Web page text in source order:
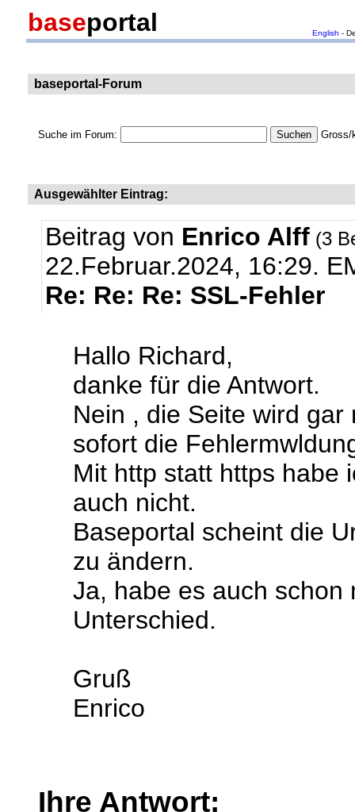
baseportal English -
baseportal-Forum
Suche im Forum: Gross/
Ausgewählter Eintrag:
Beitrag von Enrico Alff (3
22.Februar.2024, 16:29.
Re: Re: Re: SSL-Fehler
Hallo Richard,
danke für die Antwort.
Nein , die Seite wird
sofort die
Mit http statt https habe
auch nicht.
Baseportal scheint die
zu ändern.
Ja, habe es auch schon
Unterschied.
Gruß
Enrico
Ihre Antwort: